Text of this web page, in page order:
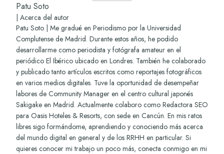
Patu Soto
Acerca del autor
Patu Soto | Me gradué en Periodismo por la Universidad
Complutense de Madrid. Durante estos años, he podido
desarrollarme como periodista y fotógrafa amateur en el
periódico El Ibérico ubicado en Londres. También he colaborado
y publicado tanto artículos escritos como reportajes fotográficos
en varios medios digitales. Tuve la oportunidad de desempeñar
labores de Community Manager en el centro cultural japonés
Sakigake en Madrid. Actualmente colaboro como Redactora SEO
para Oasis Hoteles & Resorts, con sede en Cancún. En mis ratos
libres sigo formándome, aprendiendo y conociendo más acerca
del mundo digital en general y de los RRHH en particular. Si
quieres conocer mi trabajo un poco más, conecta conmigo en mi